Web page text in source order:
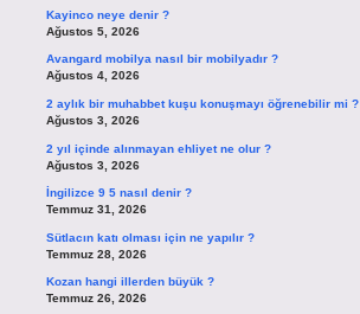
Kayinco neye denir ?
Ağustos 5, 2026
Avangard mobilya nasıl bir mobilyadır ?
Ağustos 4, 2026
2 aylık bir muhabbet kuşu konuşmayı öğrenebilir mi ?
Ağustos 3, 2026
2 yıl içinde alınmayan ehliyet ne olur ?
Ağustos 3, 2026
İngilizce 9 5 nasıl denir ?
Temmuz 31, 2026
Sütlacın katı olması için ne yapılır ?
Temmuz 28, 2026
Kozan hangi illerden büyük ?
Temmuz 26, 2026